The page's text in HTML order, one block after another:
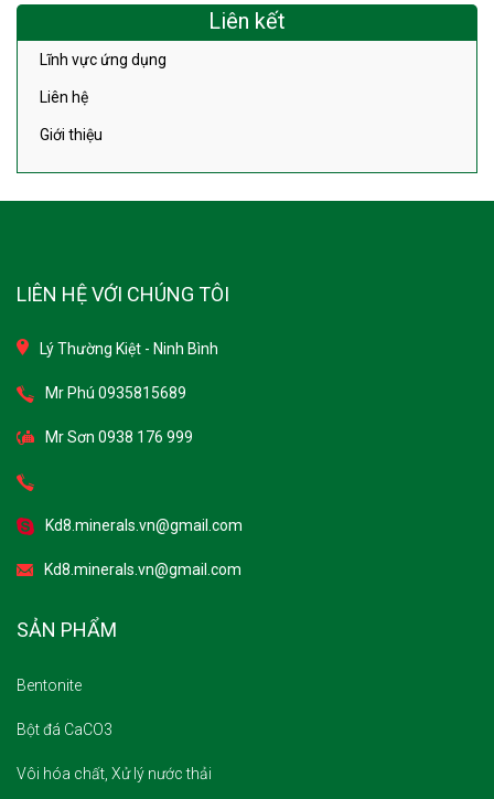
Liên hệ
Giới thiệu
Mr Phú 0935815689
Mr Sơn 0938 176 999
Kd8.minerals.vn@gmail.com
Bột đá CaCO3
Vôi hóa chất, Xử lý nước thải
Vôi nung CaO > 90%